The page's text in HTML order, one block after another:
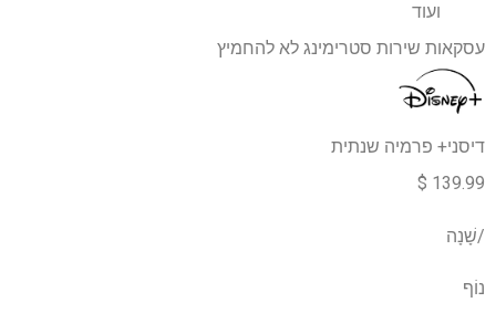
ועוד
עסקאות שירות סטרימינג לא להחמיץ
דיסני+ פרמיה שנתית
139.99 $
/שָׁנָה
נוֹף